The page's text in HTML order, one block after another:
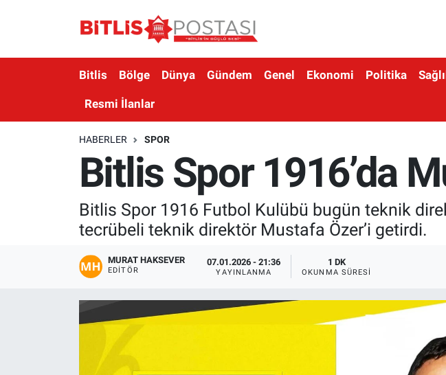
Bitlis Bölge Dünya Gündem Genel Ekonomi Politika
Resmi İlanlar
HABERLER SPOR
Bitlis Spor 1916’da
Bitlis Spor 1916 Futbol Kulübü bugün teknik
tecrübeli teknik direktör Mustafa Özer’i getirdi.
MURAT HAKSEVER
EDITÖR
07.01.2026 - 21:36
YAYINLANMA
1 DK
OKUNMA SÜRESI
Bölge
Ekonomi
Bitlis Trafik Yoğunluk Haritası
Süper Lig Puan Durumu ve Fikstür
Son Dakika Haberleri
Haber Arşivi